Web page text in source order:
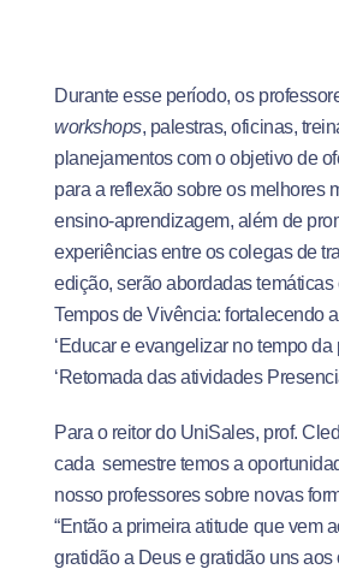
Durante esse período, os
workshops, palestras, oficinas,
planejamentos com o objetivo de
para a reflexão sobre os melhores
ensino-aprendizagem, além de
experiências entre os colegas de
edição, serão abordadas temáticas
Tempos de Vivência: fortalecendo
‘Educar e evangelizar no tempo da
‘Retomada das atividades
Para o reitor do UniSales, prof.
cada semestre temos a
nosso professores sobre novas
“Então a primeira atitude que vem
gratidão a Deus e gratidão uns aos